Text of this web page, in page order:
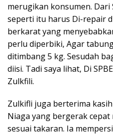
merugikan konsumen.
seperti itu harus Di-repair
berkarat yang
perlu diperbiki, Agar
ditimbang 5 kg. Sesudah
diisi. Tadi saya lihat, Di
Zulkfili.
Zulkifli juga berterima
Niaga yang bergerak cepat
sesuai takaran. Ia